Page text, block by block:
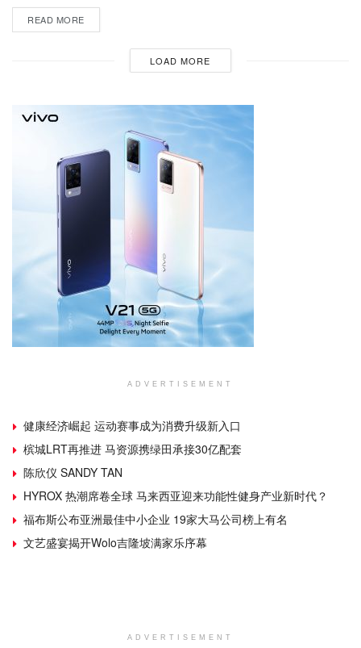
READ MORE
LOAD MORE
ADVERTISEMENT
健康经济崛起 运动赛事成为消费升级新入口
槟城LRT再推进 马资源携绿田承接30亿配套
陈欣仪 SANDY TAN
HYROX 热潮席卷全球 马来西亚迎来功能性健身产业新时代？
福布斯公布亚洲最佳中小企业 19家大马公司榜上有名
文艺盛宴揭开Wolo吉隆坡满家乐序幕
ADVERTISEMENT